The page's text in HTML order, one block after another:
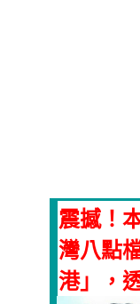
震撼！
灣八點
港」，